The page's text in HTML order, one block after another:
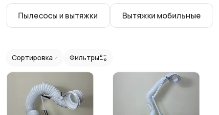
Пылесосы и вытяжки Вытяжки мобильные
Подушка
Сортировка
Фильтры